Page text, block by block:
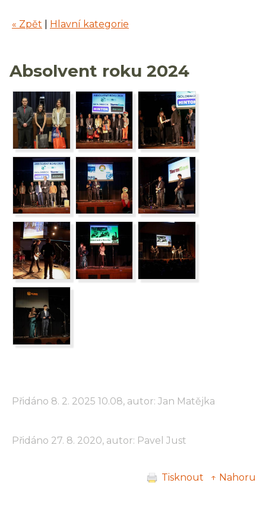
« Zpět Hlavní kategorie
Absolvent roku 2024
Přidáno 8. 2. 2025 10.08, autor: Jan Matějka
Přidáno 27. 8. 2020, autor: Pavel Just
Tisknout ↑ Nahoru